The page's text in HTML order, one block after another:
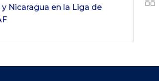
Nicaragua en la Liga de